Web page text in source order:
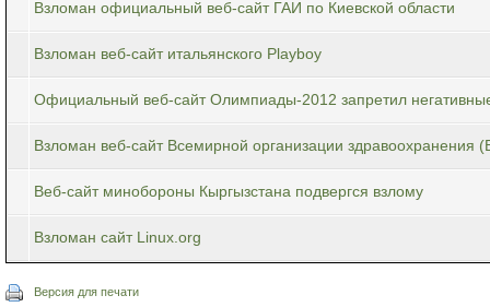
Взломан официальный веб-сайт ГАИ по Киевской области
Взломан веб-сайт итальянского Playboy
Официальный веб-сайт Олимпиады-2012 запретил
Взломан веб-сайт Всемирной организации здравоохранения
Веб-сайт минобороны Кыргызстана подвергся взлому
Взломан сайт Linux.org
Версия для печати